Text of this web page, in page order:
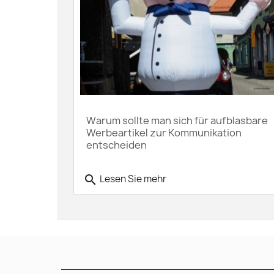
Warum sollte man sich für aufblasbare
Werbeartikel zur Kommunikation
entscheiden
search Lesen Sie mehr